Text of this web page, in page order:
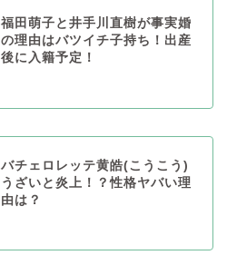
福田萌子と井手川直樹が事実婚
の理由はバツイチ子持ち！出産
後に入籍予定！
バチェロレッテ黄皓(こうこう)
うざいと炎上！？性格ヤバい理
由は？